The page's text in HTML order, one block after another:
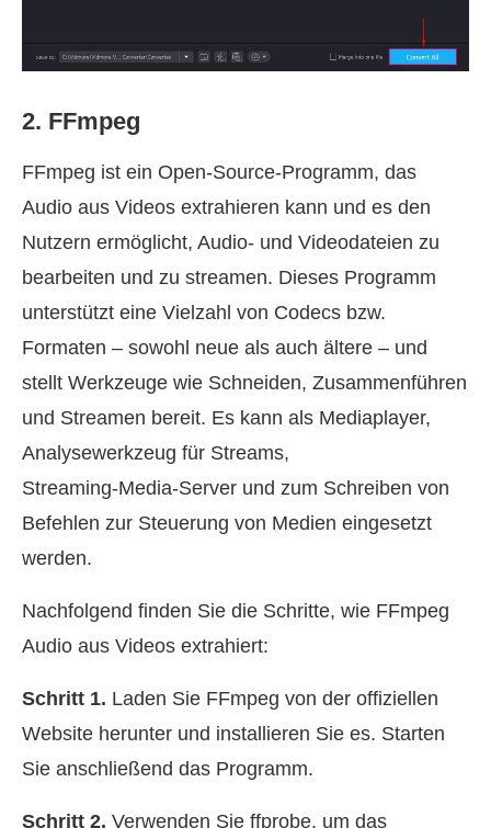
2. FFmpeg
FFmpeg ist ein Open‑Source‑Programm, das
Audio aus Videos extrahieren kann und es den
Nutzern ermöglicht, Audio‑ und Videodateien zu
bearbeiten und zu streamen. Dieses Programm
unterstützt eine Vielzahl von Codecs bzw.
Formaten – sowohl neue als auch ältere – und
stellt Werkzeuge wie Schneiden, Zusammenführen
und Streamen bereit. Es kann als Mediaplayer,
Analysewerkzeug für Streams,
Streaming‑Media‑Server und zum Schreiben von
Befehlen zur Steuerung von Medien eingesetzt
werden.
Nachfolgend finden Sie die Schritte, wie FFmpeg
Audio aus Videos extrahiert:
Schritt 1. Laden Sie FFmpeg von der offiziellen
Website herunter und installieren Sie es. Starten
Sie anschließend das Programm.
Schritt 2. Verwenden Sie ffprobe, um das